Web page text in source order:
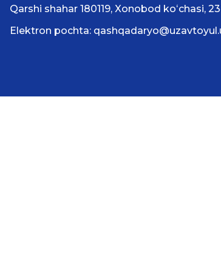
Qarshi shahar 180119, Xonobod koʻchasi,
Elektron pochta: